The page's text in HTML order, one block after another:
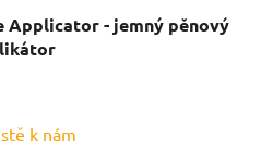
Applicator - jemný pěnový
k nám